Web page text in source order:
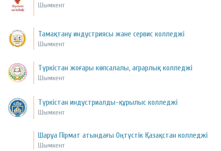
Шымкент
Тамақтану индустриясы және сервис колледжі
Шымкент
Түркістан жоғары көпсалалы, аграрлық колледжі
Шымкент
Түркістан индустриалды-құрылыс колледжі
Шымкент
Шаруа Пірмат атындағы Оңтүстік Қазақстан колледжі
Шымкент